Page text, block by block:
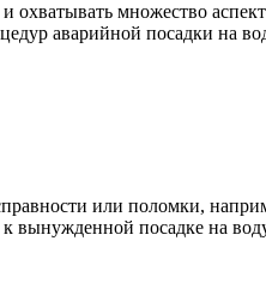
множество
аварийной посадки на
или поломки,
вынужденной посадке на